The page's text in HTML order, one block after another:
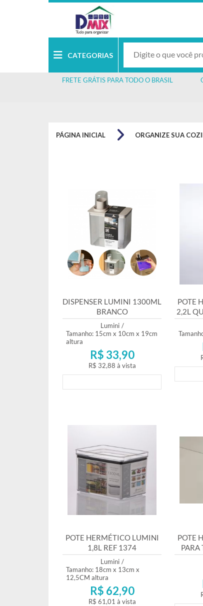
CATEGORIAS
FRETE GRÁTIS PARA TODO O BRASIL
PÁGINA INICIAL ORGANIZE SUA
DISPENSER LUMINI 1300ML
BRANCO
Lumini /
Tamanho: 15cm x 10cm x 19cm
altura
R$ 33,90
R$ 32,88 à vista
POTE
2,2L
POTE HERMÉTICO LUMINI
1,8L REF 1374
Lumini /
Tamanho: 18cm x 13cm x
12,5CM altura
R$ 62,90
R$ 61,01 à vista
POTE
PARA